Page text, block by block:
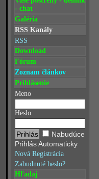
- chat
Galéria
RSS Kanály
RSS
Download
Fórum
Zoznam článkov
Prihlásenie
Meno
Heslo
Nabudúce
Prihlás Automaticky
Nová Registrácia
Zabudnuté heslo?
Hľadaj